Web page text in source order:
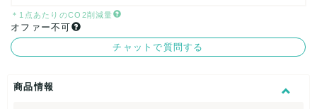
＊1点あたりのCO2削減量
オファー不可
チャットで質問する
商品情報